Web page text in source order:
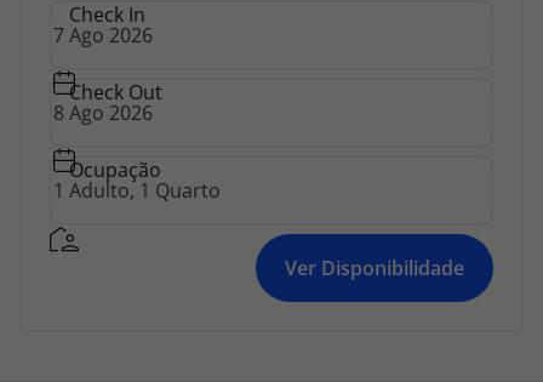
Check In
Check Out
Ocupação
Ver Disponibilidade